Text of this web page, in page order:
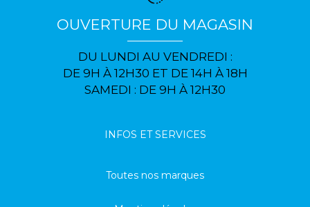
OUVERTURE DU MAGASIN
DU LUNDI AU VENDREDI :
DE 9H À 12H30 ET DE 14H À 18H
SAMEDI : DE 9H À 12H30
INFOS ET SERVICES
Toutes nos marques